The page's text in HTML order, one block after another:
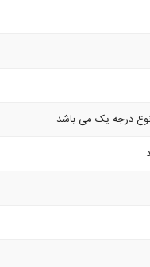
درجه یک می باشد